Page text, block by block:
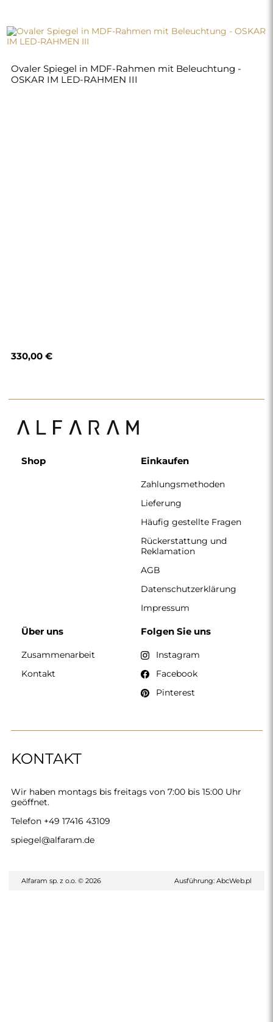
Ovaler Spiegel in MDF-Rahmen mit Beleuchtung -
OSKAR IM LED-RAHMEN III
330,00 €
KONTAKT
Wir haben montags bis freitags von 7:00 bis 15:00 Uhr
geöffnet.
Telefon +49 17416 43109
spiegel@alfaram.de
Shop Einkaufen
Zahlungsmethoden
Lieferung
Häufig gestellte Fragen
Rückerstattung und
Reklamation
AGB
Datenschutzerklärung
Impressum
Über uns
Zusammenarbeit
Kontakt
Folgen Sie uns
Instagram
Facebook
Pinterest
Alfaram sp. z o.o. © 2026 Ausführung: AbcWeb.pl